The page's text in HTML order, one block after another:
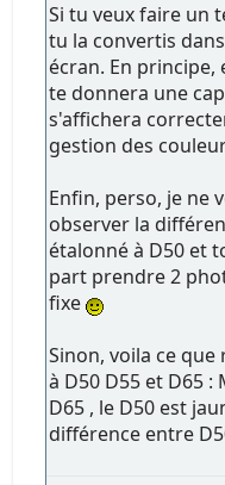
Si tu veux faire un
tu la convertis
écran. En principe,
te donnera une
s'affichera
gestion des
Enfin, perso, je ne
observer la
étalonné à D50 et
part prendre 2
fixe
Sinon, voila ce
à D50 D55 et D65
D65 , le D50 est
différence entre